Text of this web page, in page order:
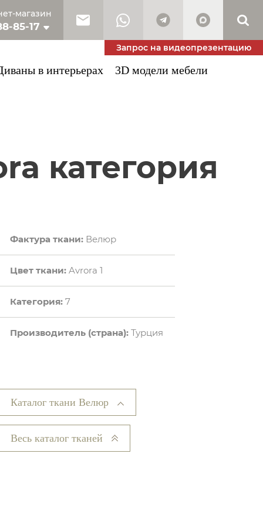
магазин
85-17
53-34
Запрос на видеопрезентацию
в интерьерах 3D модели мебели
Фактура ткани:Велюр
Цвет ткани: Avrora 1
Категория:7
Производитель (страна):Турция
Каталог ткани Велюр
Весь каталог тканей